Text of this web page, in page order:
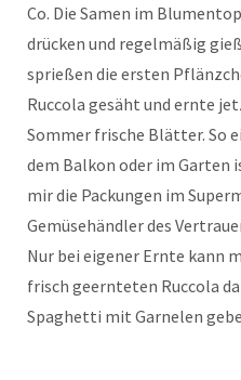
Co. Die Samen im
drücken und regelmäßig
sprießen die ersten
Ruccola gesäht und ernte
Sommer frische Blätter. So
dem Balkon oder im Garten
mir die Packungen im
Gemüsehändler des
Nur bei eigener Ernte kann
frisch geernteten Ruccola
Spaghetti mit Garnelen